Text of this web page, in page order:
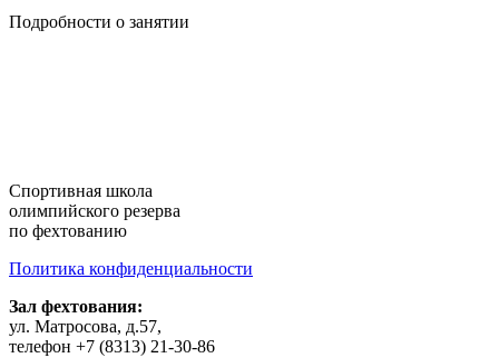
Подробности о занятии
Cпортивная школа
олимпийского резерва
по фехтованию
Политика конфиденциальности
Зал фехтования:
ул. Матросова, д.57,
телефон +7 (8313) 21-30-86